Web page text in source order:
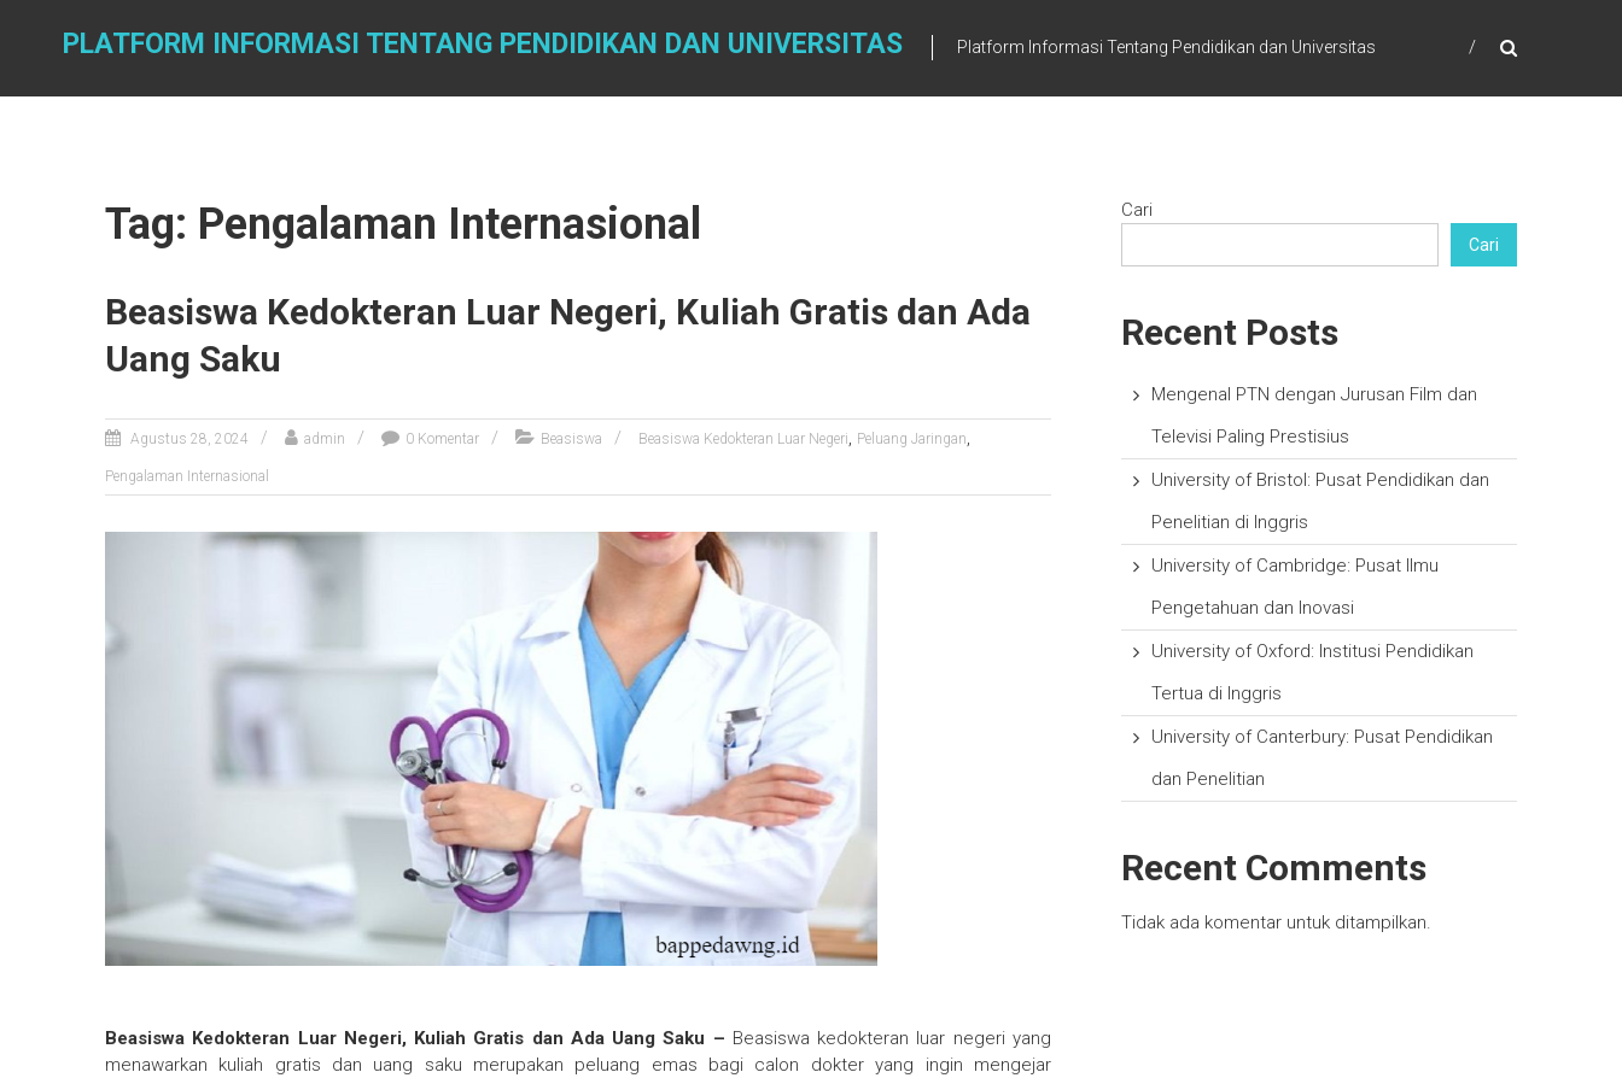
PLATFORM INFORMASI TENTANG PENDIDIKAN DAN UNIVERSITAS Platform Informasi Tentang Pendidikan dan Universitas
Tag: Pengalaman Internasional
Beasiswa Kedokteran Luar Negeri, Kuliah Gratis dan Ada
Uang Saku
Agustus 28, 2024 admin 0 Komentar Beasiswa Beasiswa Kedokteran Luar Negeri, Peluang Jaringan,
Pengalaman Internasional
Beasiswa Kedokteran Luar Negeri, Kuliah Gratis dan Ada Uang Saku – Beasiswa kedokteran luar negeri yang
menawarkan kuliah gratis dan uang saku merupakan peluang emas bagi calon dokter yang ingin mengejar
Cari
Cari
Recent Posts
Mengenal PTN dengan Jurusan Film dan
Televisi Paling Prestisius
University of Bristol: Pusat Pendidikan dan
Penelitian di Inggris
University of Cambridge: Pusat Ilmu
Pengetahuan dan Inovasi
University of Oxford: Institusi Pendidikan
Tertua di Inggris
University of Canterbury: Pusat Pendidikan
dan Penelitian
Recent Comments
Tidak ada komentar untuk ditampilkan.